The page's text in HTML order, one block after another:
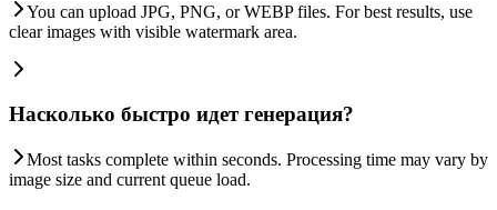
You can upload JPG, PNG, or WEBP files. For best results, use
clear images with visible watermark area.
Насколько быстро идет генерация?
Most tasks complete within seconds. Processing time may vary by
image size and current queue load.